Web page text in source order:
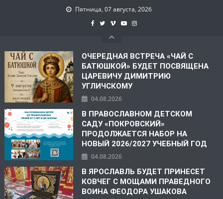
Пятница, 07 августа, 2026
ОЧЕРЕДНАЯ ВСТРЕЧА «ЧАЙ С
БАТЮШКОЙ» БУДЕТ ПОСВЯЩЕНА
ЦАРЕВИЧУ ДИМИТРИЮ
УГЛИЧСКОМУ
04.08.2026
В ПРАВОСЛАВНОМ ДЕТСКОМ
САДУ «ПОКРОВСКИЙ»
ПРОДОЛЖАЕТСЯ НАБОР НА
НОВЫЙ 2026/2027 УЧЕБНЫЙ ГОД
04.08.2026
В ЯРОСЛАВЛЬ БУДЕТ ПРИНЕСЕТ
КОВЧЕГ С МОЩАМИ ПРАВЕДНОГО
ВОИНА ФЕОДОРА УШАКОВА